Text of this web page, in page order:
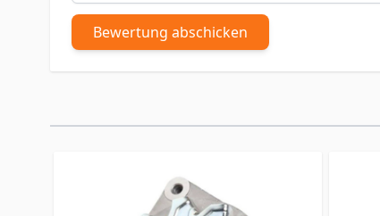
Bewertung abschicken